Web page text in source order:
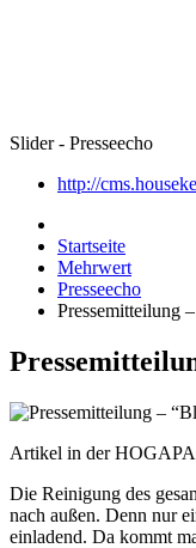
Slider - Presseecho
http://
Startseite
Mehrwert
Presseecho
Pressemitteilung
Artikel in der
Die Reinigung des
nach außen. Denn nur
einladend. Da kommt